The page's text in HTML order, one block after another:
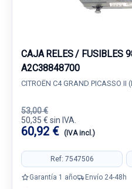
CAJA RELES / FUSIBLES
A2C38848700
CITROËN C4 GRAND PICASSO II
53,00 €
50,35 € sin IVA.
60,92 € (IVA incl.)
Ref: 7547506
Garantía 1 año Envío 24-48h